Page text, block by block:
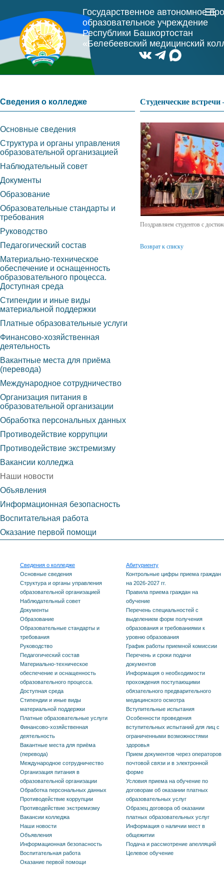
Государственное автономное
образовательное учреждение
Республики Башкортостан
«Белебеевский медицинский
Студенческие встречи
Поздравляем студентов с
Возврат к списку
Сведения о колледже
Основные сведения
Структура и органы управления
образовательной организацией
Наблюдательный совет
Документы
Образование
Образовательные стандарты и
требования
Руководство
Педагогический состав
Материально-техническое
обеспечение и оснащенность
образовательного процесса.
Доступная среда
Стипендии и иные виды
материальной поддержки
Платные образовательные услуги
Финансово-хозяйственная
деятельность
Вакантные места для приёма
(перевода)
Международное сотрудничество
Организация питания в
образовательной организации
Обработка персональных данных
Противодействие коррупции
Противодействие экстремизму
Вакансии колледжа
Наши новости
Объявления
Информационная безопасность
Воспитательная работа
Оказание первой помощи
Сведения о колледже
Основные сведения
Структура и органы управления
образовательной организацией
Наблюдательный совет
Документы
Образование
Образовательные стандарты и
требования
Руководство
Педагогический состав
Материально-техническое
обеспечение и оснащенность
образовательного процесса.
Доступная среда
Стипендии и иные виды
материальной поддержки
Платные образовательные услуги
Финансово-хозяйственная
деятельность
Вакантные места для приёма
(перевода)
Международное сотрудничество
Организация питания в
образовательной организации
Обработка персональных данных
Противодействие коррупции
Противодействие экстремизму
Вакансии колледжа
Наши новости
Объявления
Информационная безопасность
Воспитательная работа
Оказание первой помощи
Абитуриенту
Контрольные цифры приема граждан
на 2026-2027 гг.
Правила приема граждан на
обучение
Перечень специальностей с
выделением форм получения
образования и требованиями к
уровню образования
График работы приемной комиссии
Перечень и сроки подачи
документов
Информация о необходимости
прохождения поступающими
обязательного предварительного
медицинского осмотра
Вступительные испытания
Особенности проведения
вступительных испытаний для лиц с
ограниченными возможностями
здоровья
Прием документов через операторов
почтовой связи и в электронной
форме
Условия приема на обучение по
договорам об оказании платных
образовательных услуг
Образец договора об оказании
платных образовательных услуг
Информация о наличии мест в
общежитии
Подача и рассмотрение апелляций
Целевое обучение